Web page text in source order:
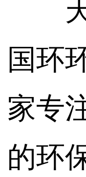
国环
家专
的环